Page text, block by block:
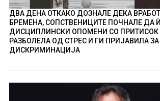
ДВА ДЕНА ОТКАКО ДОЗНАЛЕ ДЕКА
БРЕМЕНА, СОПСТВЕНИЦИТЕ ПОЧНАЛЕ ДА
ДИСЦИПЛИНСКИ ОПОМЕНИ СО ПРИТИСОК
РАЗБОЛЕЛА ОД СТРЕС И ГИ ПРИЈАВИЛА ЗА
ДИСКРИМИНАЦИЈА